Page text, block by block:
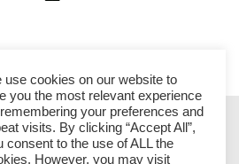
SÃO PAULO
use cookies on our website to
you the most relevant experience
your preferences and
visits. By clicking “Accept All”,
consent to the use of ALL the
However, you may visit